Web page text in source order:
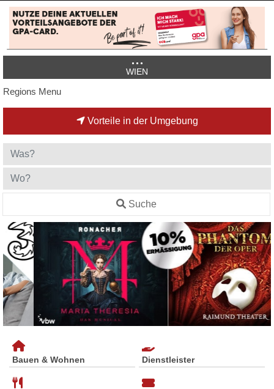
WIEN
Regions Menu
Vorteile in der Umgebung
Suche
Bauen & Wohnen Dienstleister